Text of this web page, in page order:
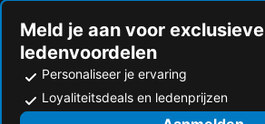
Meld je aan voor exclusieve
ledenvoordelen
Personaliseer je ervaring
Loyaliteitsdeals en ledenprijzen